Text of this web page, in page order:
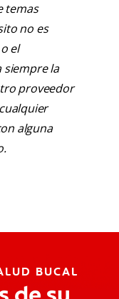
temas
no es
el
siempre la
proveedor
alguna
BUCAL